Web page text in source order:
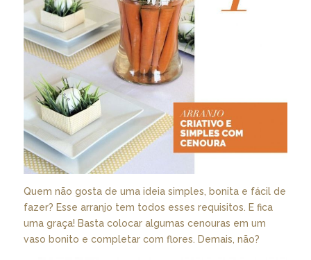
Quem não gosta de uma ideia simples, bonita e fácil de
fazer? Esse arranjo tem todos esses requisitos. E fica
uma graça! Basta colocar algumas cenouras em um
vaso bonito e completar com flores. Demais, não?